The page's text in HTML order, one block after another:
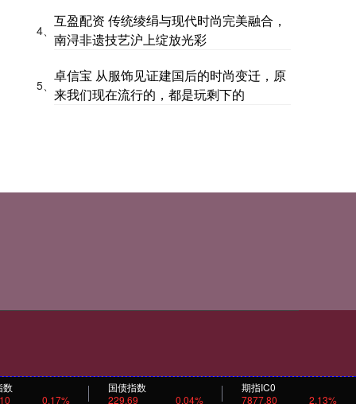
4、
互盈配资 传统绫绢与现代时尚完美融合，
南浔非遗技艺沪上绽放光彩
5、
卓信宝 从服饰见证建国后的时尚变迁，原
来我们现在流行的，都是玩剩下的
数
0.17%
国债指数
229.69
0.04%
期指IC0
7877.80
2.13%